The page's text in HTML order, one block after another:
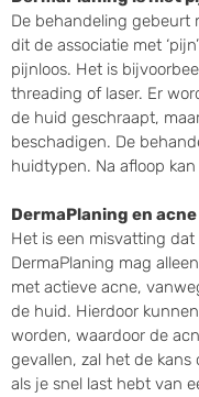
De behandeling gebeurt
dit de associatie met
pijnloos. Het is
threading of laser. Er
de huid geschraapt,
beschadigen. De
huidtypen. Na afloop
DermaPlaning en acne
Het is een misvatting
DermaPlaning mag
met actieve acne,
de huid. Hierdoor
worden, waardoor de
gevallen, zal het de
als je snel last hebt van